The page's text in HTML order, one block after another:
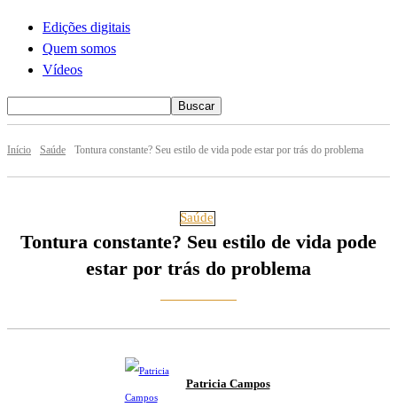
Edições digitais
Quem somos
Vídeos
Início Saúde Tontura constante? Seu estilo de vida pode estar por trás do problema
Saúde
Tontura constante? Seu estilo de vida pode
estar por trás do problema
Patricia Campos